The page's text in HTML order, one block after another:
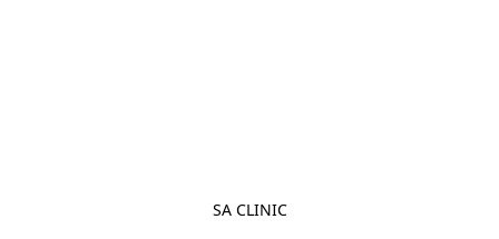
SA CLINIC